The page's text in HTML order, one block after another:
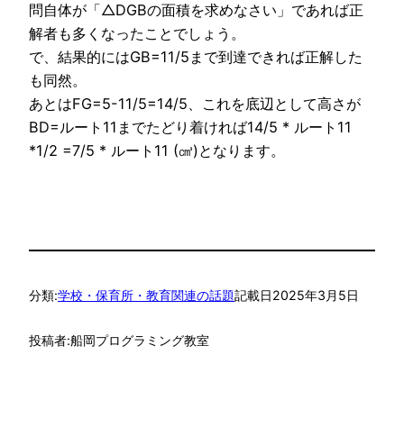
問自体が「△DGBの面積を求めなさい」であれば正
解者も多くなったことでしょう。
で、結果的にはGB=11/5まで到達できれば正解した
も同然。
あとはFG=5-11/5=14/5、これを底辺として高さが
BD=ルート11までたどり着ければ14/5 * ルート11
*1/2 =7/5 * ルート11 (㎤)となります。
分類:学校・保育所・教育関連の話題記載日2025年3月5日
投稿者:船岡プログラミング教室